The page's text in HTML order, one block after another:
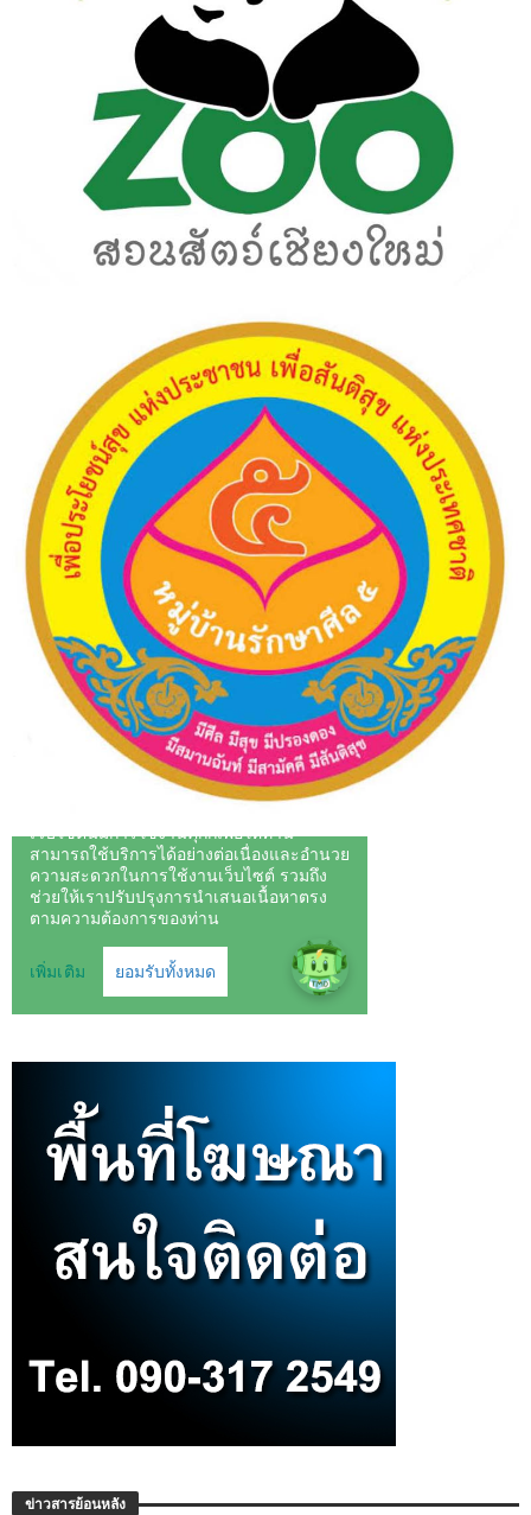
ข่าวสารย้อนหลัง